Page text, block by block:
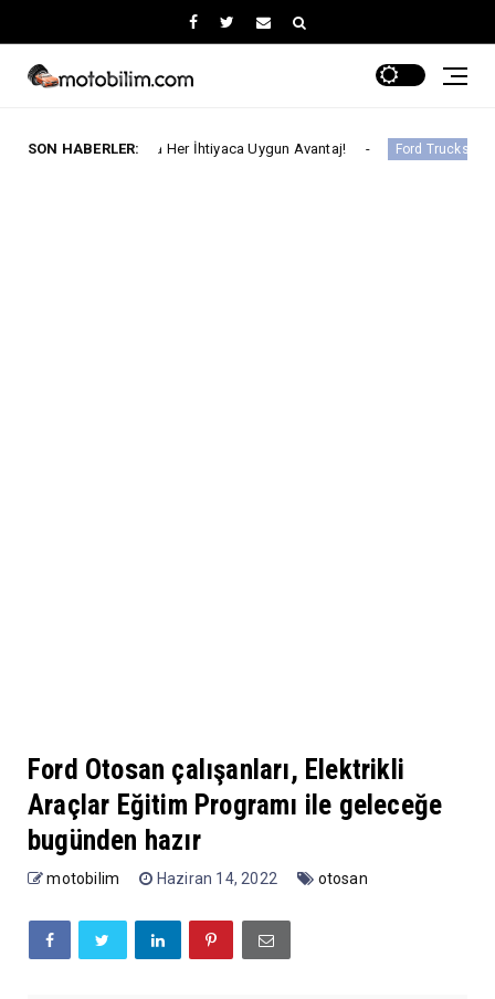
SON HABERLER:
Her İhtiyaca Uygun Avantaj! Ford Trucks Ford Trucks İle
Ford Otosan çalışanları, Elektrikli
Araçlar Eğitim Programı ile geleceğe
bugünden hazır
motobilim Haziran 14, 2022 otosan